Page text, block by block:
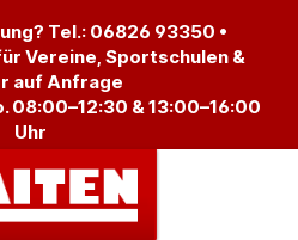
Tel.: 06826 93350 •
Vereine, Sportschulen &
auf Anfrage
08:00–12:30 & 13:00–16:00
Uhr